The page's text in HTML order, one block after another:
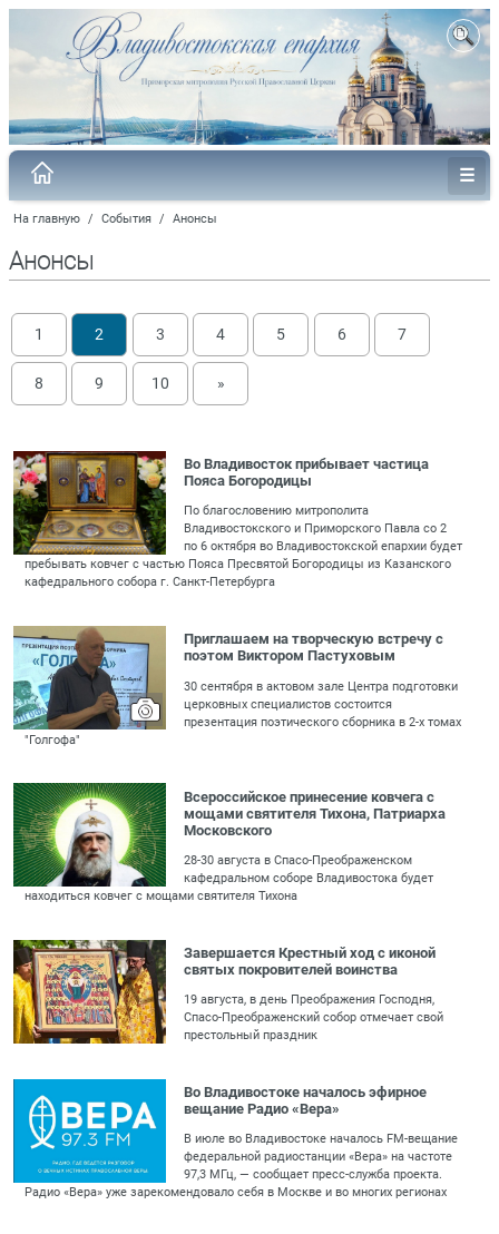
На главную / События / Анонсы
Анонсы
1 2 3 4 5 6 7
8 9 10 »
Во Владивосток прибывает частица
Пояса Богородицы
По благословению митрополита
Владивостокского и Приморского Павла со 2
по 6 октября во Владивостокской епархии будет
пребывать ковчег с частью Пояса Пресвятой Богородицы из Казанского
кафедрального собора г. Санкт-Петербурга
Приглашаем на творческую встречу с
поэтом Виктором Пастуховым
30 сентября в актовом зале Центра подготовки
церковных специалистов состоится
презентация поэтического сборника в 2-х томах
"Голгофа"
Всероссийское принесение ковчега с
мощами святителя Тихона, Патриарха
Московского
28-30 августа в Спасо-Преображенском
кафедральном соборе Владивостока будет
находиться ковчег с мощами святителя Тихона
Завершается Крестный ход с иконой
святых покровителей воинства
19 августа, в день Преображения Господня,
Спасо-Преображенский собор отмечает свой
престольный праздник
Во Владивостоке началось эфирное
вещание Радио «Вера»
В июле во Владивостоке началось FM-вещание
федеральной радиостанции «Вера» на частоте
97,3 МГц, — сообщает пресс-служба проекта.
Радио «Вера» уже зарекомендовало себя в Москве и во многих регионах